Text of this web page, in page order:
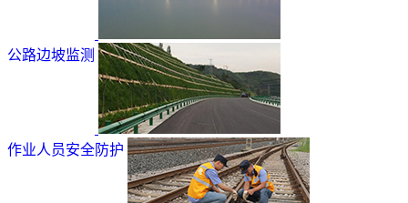
公路边坡监测
作业人员安全防护